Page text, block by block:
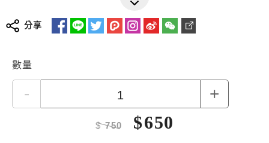
分享
數量
- +
$750 $650